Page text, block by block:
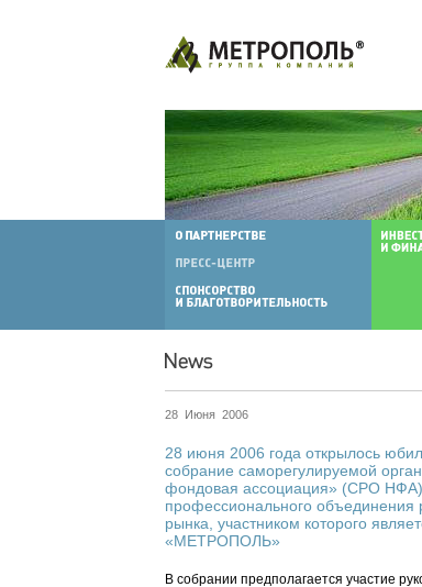
28 Июня 2006
28 июня 2006 года открылось
собрание саморегулируемой
фондовая ассоциация» (СРО
профессионального объединения
рынка, участником которого
«МЕТРОПОЛЬ»
В собрании предполагается участие